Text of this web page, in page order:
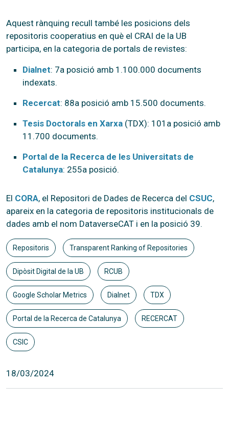
Aquest rànquing recull també les posicions dels
repositoris cooperatius en què el CRAI de la UB
participa, en la categoria de portals de revistes:
Dialnet: 7a posició amb 1.100.000 documents
indexats.
Recercat: 88a posició amb 15.500 documents.
Tesis Doctorals en Xarxa (TDX): 101a posició amb
11.700 documents.
Portal de la Recerca de les Universitats de
Catalunya: 255a posició.
El CORA, el Repositori de Dades de Recerca del CSUC,
apareix en la categoria de repositoris institucionals de
dades amb el nom DataverseCAT i en la posició 39.
Repositoris Transparent Ranking of Repositories
Dipòsit Digital de la UB RCUB
Google Scholar Metrics Dialnet TDX
Portal de la Recerca de Catalunya RECERCAT
CSIC
18/03/2024